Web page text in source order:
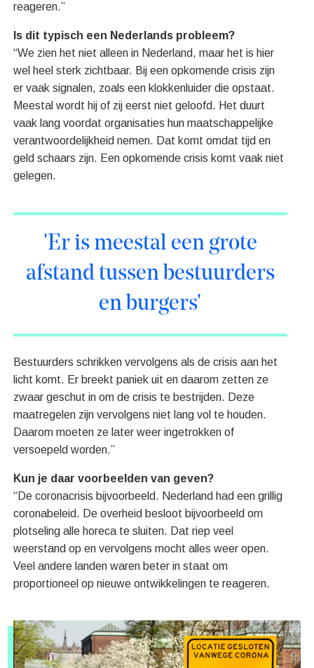
reageren.”
Is dit typisch een Nederlands probleem?
“We zien het niet alleen in Nederland, maar het is hier
wel heel sterk zichtbaar. Bij een opkomende crisis zijn
er vaak signalen, zoals een klokkenluider die opstaat.
Meestal wordt hij of zij eerst niet geloofd. Het duurt
vaak lang voordat organisaties hun maatschappelijke
verantwoordelijkheid nemen. Dat komt omdat tijd en
geld schaars zijn. Een opkomende crisis komt vaak niet
gelegen.
'Er is meestal een grote
afstand tussen bestuurders
en burgers'
Bestuurders schrikken vervolgens als de crisis aan het
licht komt. Er breekt paniek uit en daarom zetten ze
zwaar geschut in om de crisis te bestrijden. Deze
maatregelen zijn vervolgens niet lang vol te houden.
Daarom moeten ze later weer ingetrokken of
versoepeld worden.”
Kun je daar voorbeelden van geven?
“De coronacrisis bijvoorbeeld. Nederland had een grillig
coronabeleid. De overheid besloot bijvoorbeeld om
plotseling alle horeca te sluiten. Dat riep veel
weerstand op en vervolgens mocht alles weer open.
Veel andere landen waren beter in staat om
proportioneel op nieuwe ontwikkelingen te reageren.